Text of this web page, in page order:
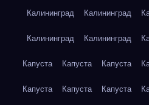
Калининград Калининград
Калининград Калининград
Капуста Капуста Капуста
Капуста Капуста Капуста